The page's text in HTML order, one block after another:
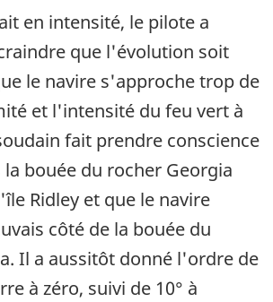
en intensité, le pilote a
que l'évolution soit
le navire s'approche trop de
et l'intensité du feu vert à
fait prendre conscience
bouée du rocher Georgia
Ridley et que le navire
côté de la bouée du
Il a aussitôt donné l'ordre de
à zéro, suivi de 10° à